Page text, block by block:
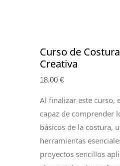
Curso de
Creativa
18,00 €
Al finalizar este curso,
capaz de comprender
básicos de la costura,
herramientas
proyectos sencillos